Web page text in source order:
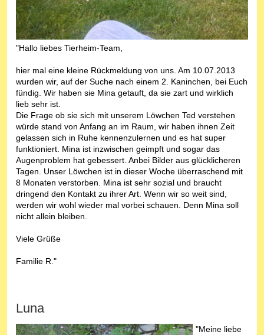
"Hallo liebes Tierheim-Team,
hier mal eine kleine Rückmeldung von uns. Am 10.07.2013
wurden wir, auf der Suche nach einem 2. Kaninchen, bei Euch
fündig. Wir haben sie Mina getauft, da sie zart und wirklich
lieb sehr ist.
Die Frage ob sie sich mit unserem Löwchen Ted verstehen
würde stand von Anfang an im Raum, wir haben ihnen Zeit
gelassen sich in Ruhe kennenzulernen und es hat super
funktioniert. Mina ist inzwischen geimpft und sogar das
Augenproblem hat gebessert. Anbei Bilder aus glücklicheren
Tagen. Unser Löwchen ist in dieser Woche überraschend mit
8 Monaten verstorben. Mina ist sehr sozial und braucht
dringend den Kontakt zu ihrer Art. Wenn wir so weit sind,
werden wir wohl wieder mal vorbei schauen. Denn Mina soll
nicht allein bleiben.
Viele Grüße
Familie R."
Luna
"Meine liebe